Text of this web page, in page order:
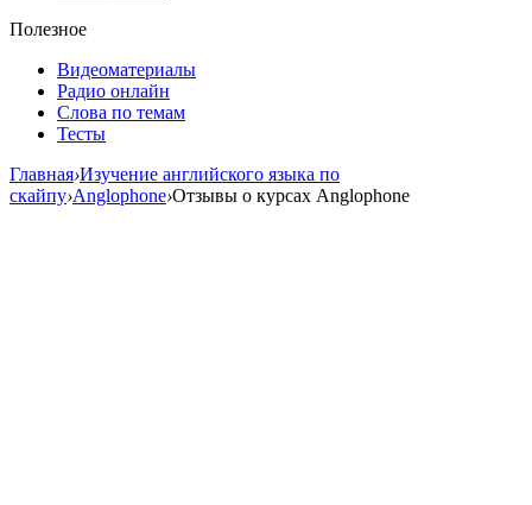
Полезное
Видеоматериалы
Радио онлайн
Слова по темам
Тесты
Главная›Изучение английского языка по
cкайпу›Anglophone›Отзывы о курсах Anglophone